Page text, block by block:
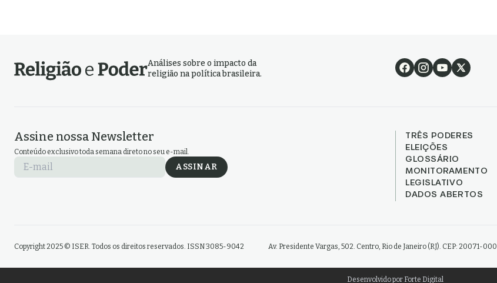
Análises sobre o impacto da
religião na política brasileira.
Assine nossa Newsletter
Conteúdo exclusivo toda semana direto no seu e-mail.
E-mail ASSINAR
TRÊS PODERES
ELEIÇÕES
GLOSSÁRIO
MONITORAMENTO
LEGISLATIVO
DADOS ABERTOS
Copyright 2025 © ISER. Todos os direitos reservados. ISSN 3085-9042 Av. Presidente Vargas, 502. Centro, Rio de Janeiro (RJ). CEP: 20071-000
Desenvolvido por Forte Digital